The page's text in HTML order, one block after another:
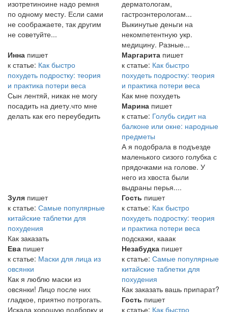
изотретиноине надо ремня
по одному месту. Если сами
не соображаете, так другим
не советуйте...
дерматологам,
гастроэнтерологам...
Выкинутые деньги на
некомпетентную укр.
медицину. Разные...
Инна пишет
к статье: Как быстро
похудеть подростку: теория
и практика потери веса
Сын лентяй, никак не могу
посадить на диету.что мне
делать как его переубедить
Маргарита пишет
к статье: Как быстро
похудеть подростку: теория
и практика потери веса
Как мне похудеть
Марина пишет
к статье: Голубь сидит на
балконе или окне: народные
предметы
А я подобрала в подъезде
маленького сизого голубка с
прядочками на голове. У
него из хвоста были
выдраны перья....
Зуля пишет
к статье: Самые популярные
китайские таблетки для
похудения
Как заказать
Гость пишет
к статье: Как быстро
похудеть подростку: теория
и практика потери веса
подскажи, кааак
Ева пишет
к статье: Маски для лица из
овсянки
Как я люблю маски из
овсянки! Лицо после них
гладкое, приятно потрогать.
Искала хорошую подборку и
Незабудка пишет
к статье: Самые популярные
китайские таблетки для
похудения
Как заказать вашь припарат?
Гость пишет
к статье: Как быстро